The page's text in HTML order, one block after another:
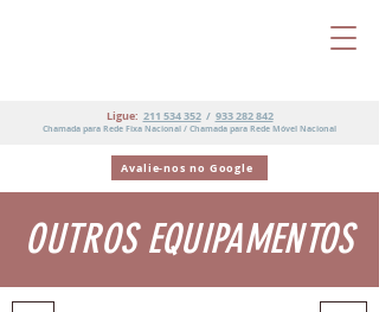
Ligue: 211 534 352/ 933 282 842
Chamada para Rede Fixa Nacional / Chamada para Rede Móvel Nacional
Avalie-nos no Google
OUTROS EQUIPAMENTOS